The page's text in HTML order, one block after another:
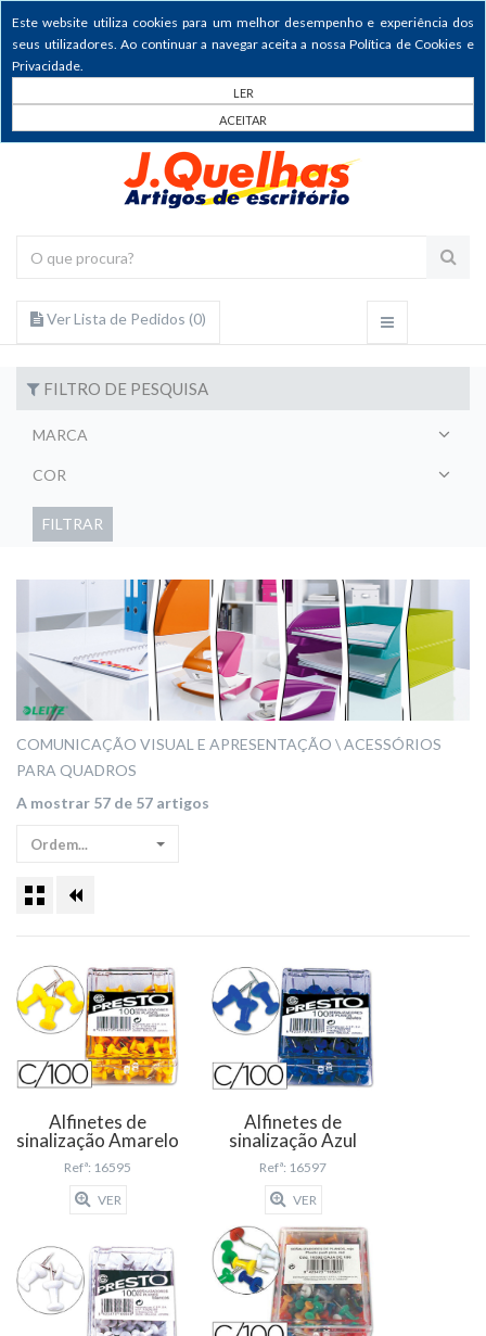
Este website utiliza cookies para um melhor desempenho e experiência dos
seus utilizadores. Ao continuar a navegar aceita a nossa Política de Cookies e
Privacidade.
LER
ACEITAR
Ver Lista de Pedidos (0)
FILTRO DE PESQUISA
MARCA
COR
FILTRAR
COMUNICAÇÃO VISUAL E APRESENTAÇÃO
ACESSÓRIOS
PARA QUADROS
A mostrar 57 de 57 artigos
Ordem...
Alfinetes de
sinalização Amarelo
Refª: 16595
VER
Alfinetes de
sinalização Azul
Refª: 16597
VER